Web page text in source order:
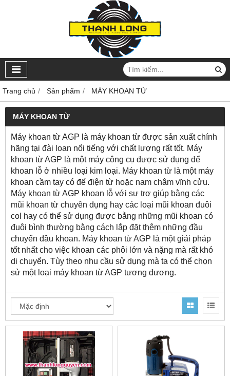
Trang chủ Sản phẩm MÁY KHOAN TỪ
MÁY KHOAN TỪ
Máy khoan từ AGP là máy khoan từ được sản xuất chính
hãng tại đài loan nổi tiếng với chất lượng rất tốt. Máy
khoan từ AGP là một máy công cụ được sử dụng để
khoan lỗ ở nhiều loại kim loại. Máy khoan từ là một máy
khoan cầm tay có đế điện từ hoặc nam châm vĩnh cửu.
Máy khoan từ AGP khoan lỗ với sự trợ giúp bằng các
mũi khoan từ chuyên dụng hay các loại mũi khoan đuôi
col hay có thể sử dụng được bằng những mũi khoan có
đuôi bình thường bằng cách lắp đặt thêm những đầu
chuyển đầu khoan. Máy khoan từ AGP là một giải pháp
tốt nhất cho việc khoan các phôi lớn và nặng mà rất khó
di chuyển. Tùy theo nhu cầu sử dụng mà ta có thể chọn
sử một loại máy khoan từ AGP tương đương.